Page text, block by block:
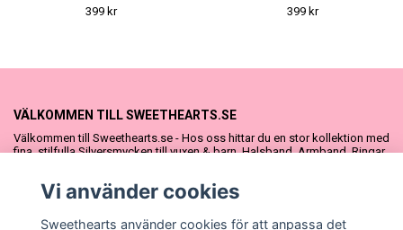
399 kr
399 kr
VÄLKOMMEN TILL SWEETHEARTS.SE
Välkommen till Sweethearts.se - Hos oss hittar du en stor kollektion med
fina, stilfulla Silversmycken till vuxen & barn. Halsband, Armband, Ringar
vår söta Sweethearts kolllektion med barnsmycken, tyllkjolar &
Vi använder cookies
Sweethearts använder cookies för att anpassa det